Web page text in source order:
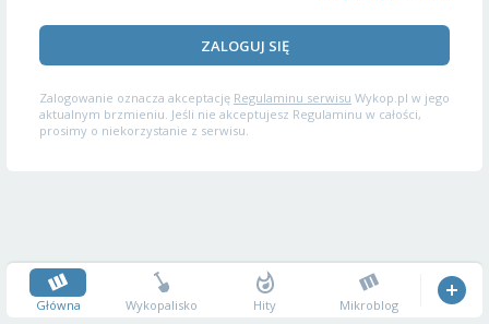
ZALOGUJ SIĘ
Zalogowanie oznacza akceptację Regulaminu serwisu Wykop.pl w jego
aktualnym brzmieniu. Jeśli nie akceptujesz Regulaminu w całości,
prosimy o niekorzystanie z serwisu.
Główna Wykopalisko Hity Mikroblog